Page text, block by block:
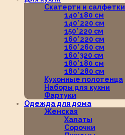
Скатерти и салфетки
140*180 см
140*220 см
150*220 см
160*220 см
160*260 см
160*320 см
180*180 см
180*280 см
Кухонные полотенца
Наборы для кухни
Фартуки
Одежда для дома
Женская
Халаты
Сорочки